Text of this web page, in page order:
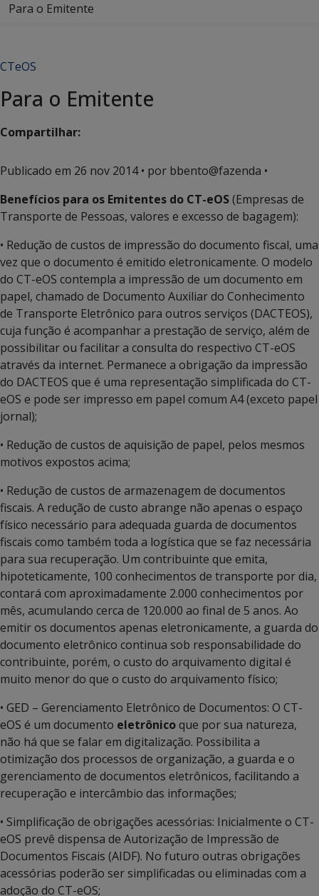
Para o Emitente
CTeOS
Para o Emitente
Compartilhar:
Publicado em 26 nov 2014• por bbento@fazenda •
Benefícios para os Emitentes do CT-eOS(Empresas de
Transporte de Pessoas, valores e excesso de bagagem):
• Redução de custos de impressão do documento fiscal, uma
vez que o documento é emitido eletronicamente. O modelo
do CT-eOS contempla a impressão de um documento em
papel, chamado de Documento Auxiliar do Conhecimento
de Transporte Eletrônico para outros serviços (DACTEOS),
cuja função é acompanhar a prestação de serviço, além de
possibilitar ou facilitar a consulta do respectivo CT-eOS
através da internet. Permanece a obrigação da impressão
do DACTEOS que é uma representação simplificada do CT-
eOS e pode ser impresso em papel comum A4 (exceto papel
jornal);
• Redução de custos de aquisição de papel, pelos mesmos
motivos expostos acima;
• Redução de custos de armazenagem de documentos
fiscais. A redução de custo abrange não apenas o espaço
físico necessário para adequada guarda de documentos
fiscais como também toda a logística que se faz necessária
para sua recuperação. Um contribuinte que emita,
hipoteticamente, 100 conhecimentos de transporte por dia,
contará com aproximadamente 2.000 conhecimentos por
mês, acumulando cerca de 120.000 ao final de 5 anos. Ao
emitir os documentos apenas eletronicamente, a guarda do
documento eletrônico continua sob responsabilidade do
contribuinte, porém, o custo do arquivamento digital é
muito menor do que o custo do arquivamento físico;
• GED – Gerenciamento Eletrônico de Documentos: O CT-
eOS é um documento eletrônicoque por sua natureza,
não há que se falar em digitalização. Possibilita a
otimização dos processos de organização, a guarda e o
gerenciamento de documentos eletrônicos, facilitando a
recuperação e intercâmbio das informações;
• Simplificação de obrigações acessórias: Inicialmente o CT-
eOS prevê dispensa de Autorização de Impressão de
Documentos Fiscais (AIDF). No futuro outras obrigações
acessórias poderão ser simplificadas ou eliminadas com a
adoção do CT-eOS;